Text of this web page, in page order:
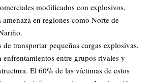
modificados con explosivos,
en regiones como Norte de
de transportar pequeñas cargas explosivas,
entre grupos rivales y
El 60% de las víctimas de estos